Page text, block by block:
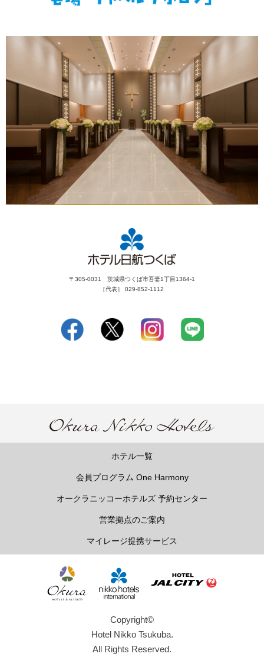
〒305-0031 茨城県つくば市吾妻1丁目1364-1
［代表］ 029-852-1112
ホテル一覧
会員プログラム One Harmony
オークラニッコーホテルズ 予約センター
営業拠点のご案内
マイレージ提携サービス
Copyright©
Hotel Nikko Tsukuba.
All Rights Reserved.